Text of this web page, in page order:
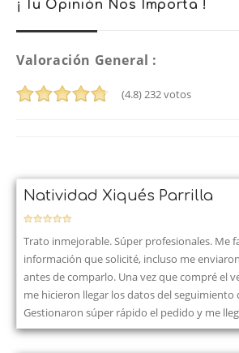
¡ Tu Opinión Nos Importa !
Valoración General :
(4.8)232votos
Natividad Xiqués Parrilla
Trato inmejorable. Súper profesionales. Me
información que solicité, incluso me
antes de comparlo. Una vez que compré el
me hicieron llegar los datos del seguimiento
Gestionaron súper rápido el pedido y me